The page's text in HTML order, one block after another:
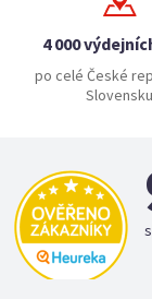
4 000
po celé České
Slovensku